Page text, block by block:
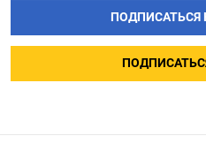
ПОДПИСАТЬСЯ